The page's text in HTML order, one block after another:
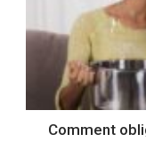
Comment